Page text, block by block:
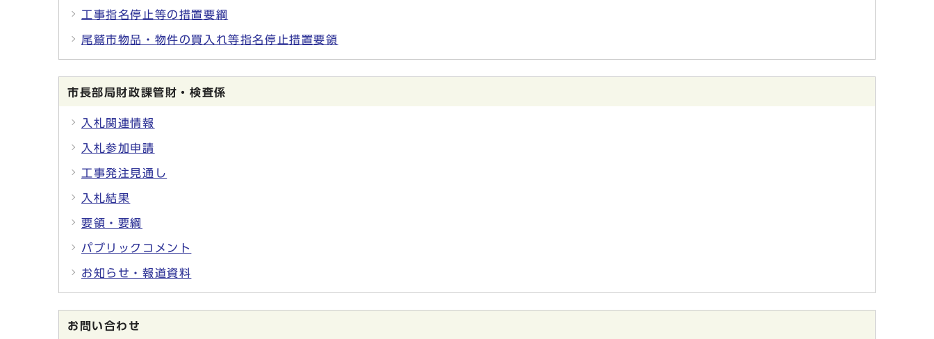
工事指名停止等の措置要綱
尾鷲市物品・物件の買入れ等指名停止措置要領
市長部局財政課管財・検査係
入札関連情報
入札参加申請
工事発注見通し
入札結果
要領・要綱
パブリックコメント
お知らせ・報道資料
お問い合わせ